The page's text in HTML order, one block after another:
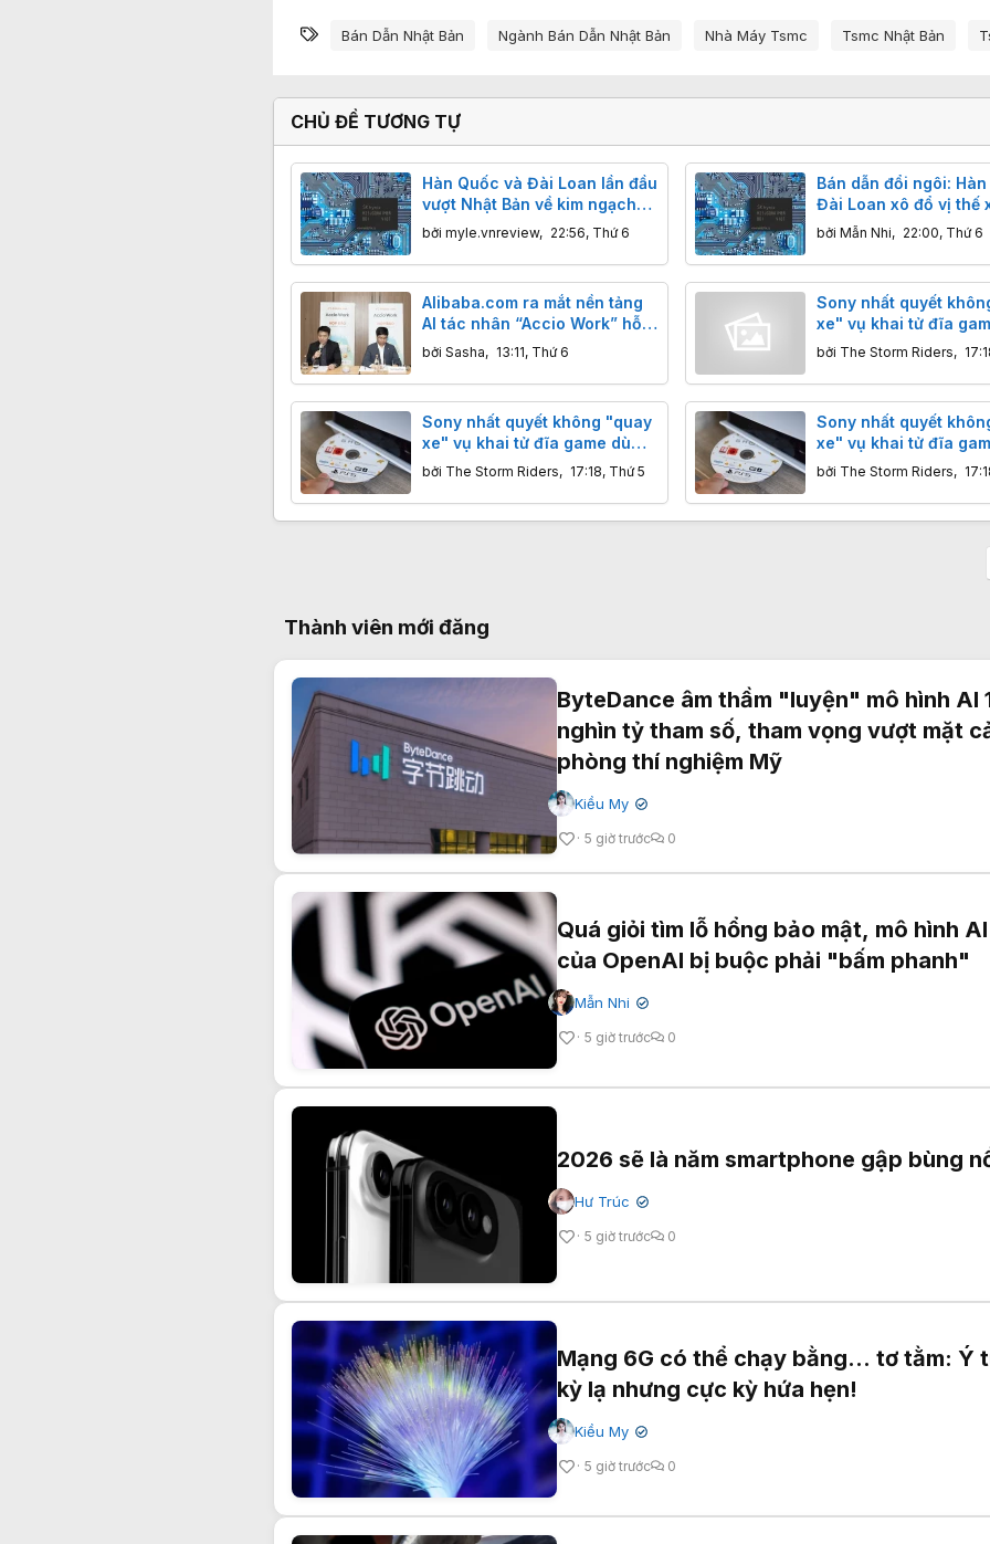
Từ khóa
Bán Dẫn Nhật Bản Ngành Bán Dẫn Nhật Bản Nhà Máy Tsmc Tsmc Nhật Bản
CHỦ ĐỀ TƯƠNG TỰ
Hàn Quốc và Đài Loan lần đầu
vượt Nhật Bản về kim ngạch
xuất khẩu nhờ sự bùng nổ của
bởi myle.vnreview, 22:56, Thứ 6
Bán dẫn đổi ngôi: Hàn
Đài Loan xô đổ vị thế
khẩu của Nhật Bản
bởi Mẫn Nhi, 22:00, Thứ 6
Alibaba.com ra mắt nền tảng
AI tác nhân “Accio Work” hỗ
trợ doanh nghiệp Việt xuất
bởi Sasha, 13:11, Thứ 6
Sony nhất quyết
xe" vụ khai tử đĩa
cộng đồng dọa tẩy
bởi The Storm Riders,
Sony nhất quyết không "quay
xe" vụ khai tử đĩa game dù
cộng đồng dọa tẩy chay
bởi The Storm Riders, 17:18, Thứ 5
Sony nhất quyết
xe" vụ khai tử đĩa
cộng đồng dọa tẩy
bởi The Storm Riders,
Thành viên mới đăng
ByteDance âm thầm "luyện" mô hình AI
nghìn tỷ tham số, tham vọng vượt mặt
phòng thí nghiệm Mỹ
Kiều My ✔
5 giờ trước 0
Quá giỏi tìm lỗ hổng bảo mật, mô hình
của OpenAI bị buộc phải "bấm phanh"
Mẫn Nhi ✔
5 giờ trước 0
2026 sẽ là năm smartphone gập bùng
Hư Trúc ✔
5 giờ trước 0
Mạng 6G có thể chạy bằng... tơ tằm: Ý
kỳ lạ nhưng cực kỳ hứa hẹn!
Kiều My ✔
5 giờ trước 0